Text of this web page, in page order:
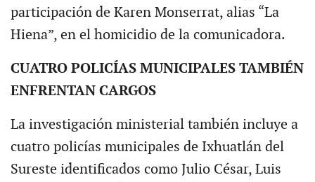
participación de Karen Monserrat, alias “La
Hiena”, en el homicidio de la comunicadora.
CUATRO POLICÍAS MUNICIPALES TAMBIÉN
ENFRENTAN CARGOS
La investigación ministerial también incluye a
cuatro policías municipales de Ixhuatlán del
Sureste identificados como Julio César, Luis